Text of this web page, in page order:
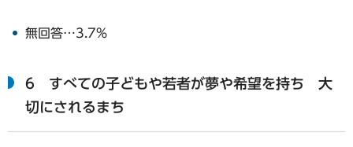
無回答…3.7%
6 すべての子どもや若者が夢や希望を持ち 大
切にされるまち